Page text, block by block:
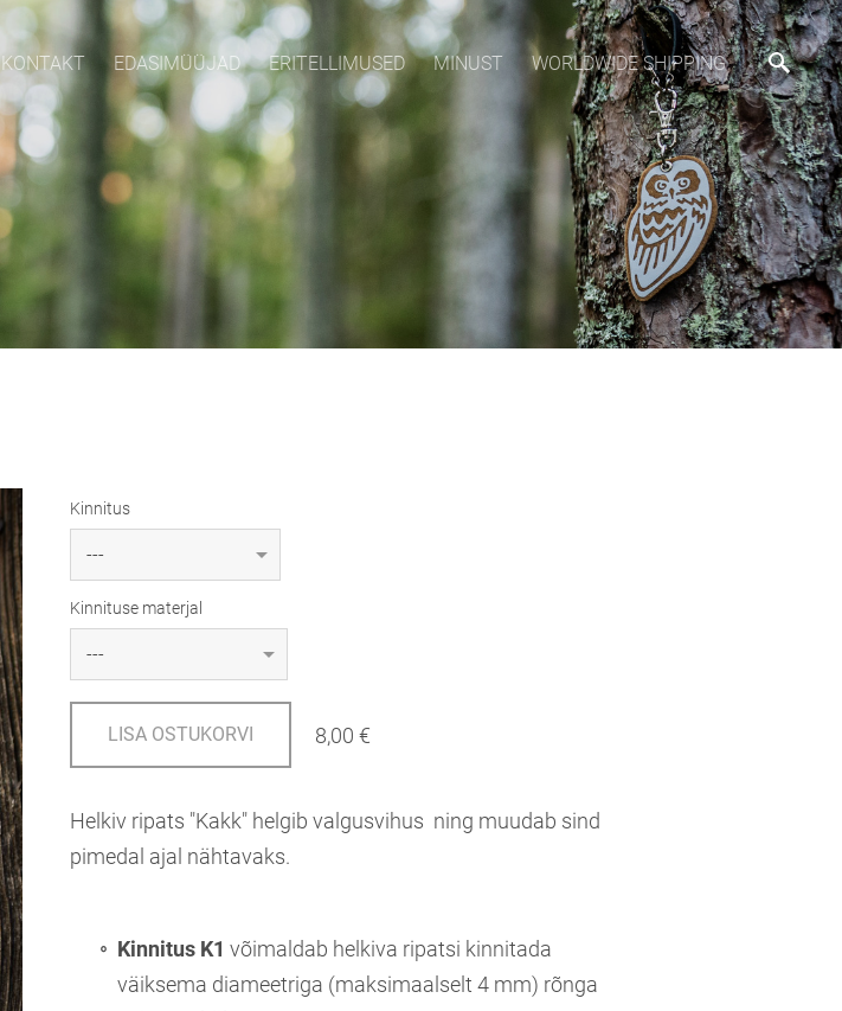
KONTAKT EDASIMÜÜJAD ERITELLIMUSED MINUST WORLDWIDE SHIPPING
Kinnitus
Kinnituse materjal
LISA OSTUKORVI 8,00 €
Helkiv ripats "Kakk" helgib valgusvihus ning muudab sind
pimedal ajal nähtavaks.
Kinnitus K1 võimaldab helkiva ripatsi kinnitada
väiksema diameetriga (maksimaalselt 4 mm) rõnga